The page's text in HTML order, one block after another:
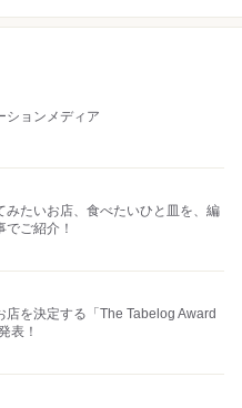
ションメディア
みたいお店、食べたいひと皿を、編
ご紹介！
店を決定する「The Tabelog Award
表！